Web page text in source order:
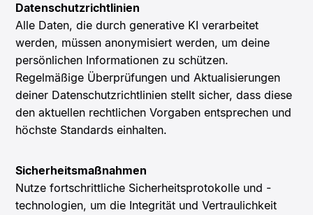
Datenschutzrichtlinien
Alle Daten, die durch generative KI verarbeitet
werden, müssen anonymisiert werden, um deine
persönlichen Informationen zu schützen.
Regelmäßige Überprüfungen und Aktualisierungen
deiner Datenschutzrichtlinien stellt sicher, dass diese
den aktuellen rechtlichen Vorgaben entsprechen und
höchste Standards einhalten.
Sicherheitsmaßnahmen
Nutze fortschrittliche Sicherheitsprotokolle und -
technologien, um die Integrität und Vertraulichkeit